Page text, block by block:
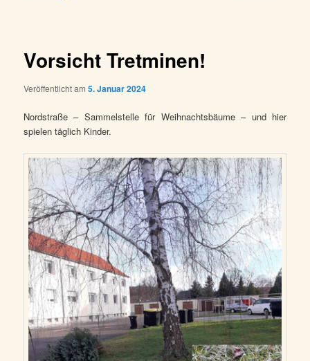
Vorsicht Tretminen!
Veröffentlicht am5. Januar 2024
Nordstraße – Sammelstelle für Weihnachtsbäume – und hier
spielen täglich Kinder.